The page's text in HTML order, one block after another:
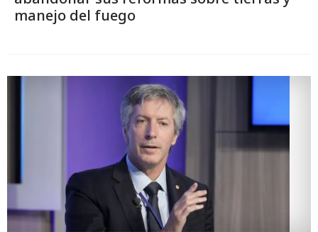
manejo del fuego